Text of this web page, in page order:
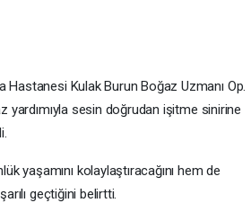
Hastanesi Kulak Burun Boğaz Uzmanı Op.
yardımıyla sesin doğrudan işitme sinirine
yaşamını kolaylaştıracağını hem de
geçtiğini belirtti.